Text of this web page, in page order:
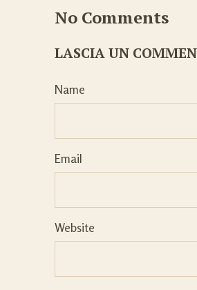
No Comments
LASCIA UN
Name
Email
Website